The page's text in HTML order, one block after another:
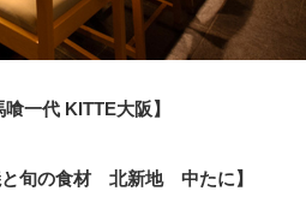
一代 KITTE大阪】
と旬の食材 北新地 中たに】